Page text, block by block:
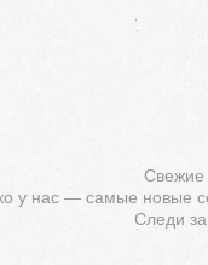
Свежие
у нас — самые новые
Следи